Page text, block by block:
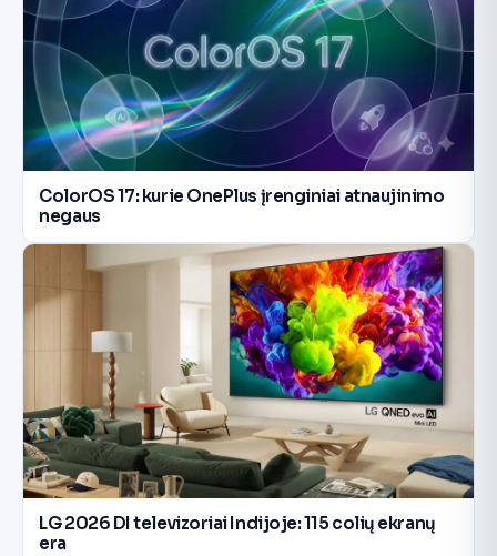
ColorOS 17: kurie OnePlus įrenginiai atnaujinimo
negaus
LG 2026 DI televizoriai Indijoje: 115 colių ekranų
era